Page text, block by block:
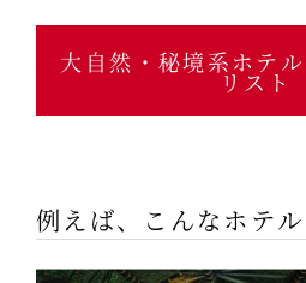
大自然・秘境系ホテ
リスト
例えば、こんなホテル